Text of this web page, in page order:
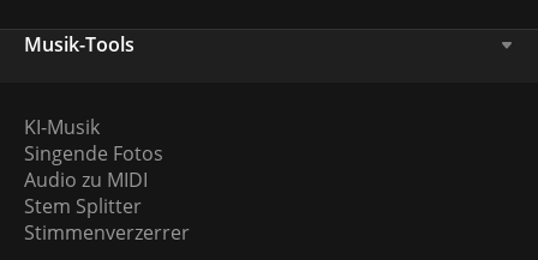
Musik-Tools
KI-Musik
Singende Fotos
Audio zu MIDI
Stem Splitter
Stimmenverzerrer